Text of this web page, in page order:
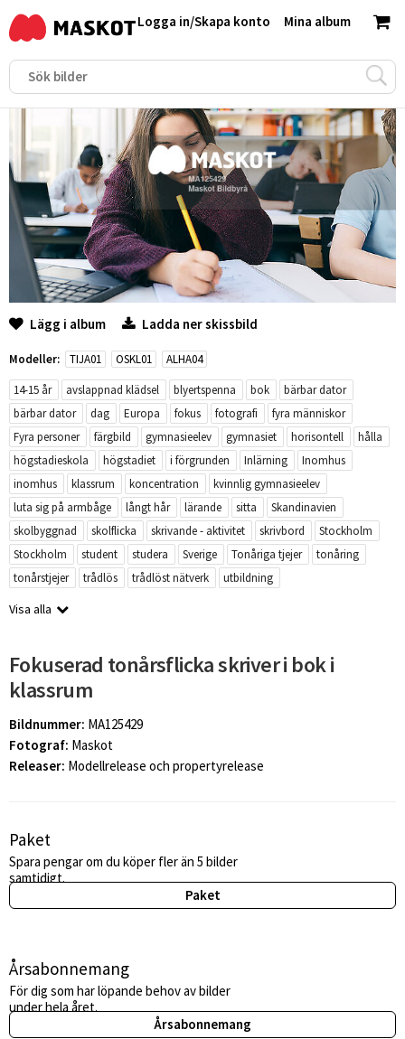
Mina album
Logga in/Skapa konto
Lägg i album Ladda ner skissbild
Modeller: TIJA01 OSKL01
ALHA04
14-15 år
avslappnad klädsel blyertspenna bok
bärbar dator
bärbar dator
dag Europa fokus fotografi
fyra människor
Fyra personer
färgbild gymnasieelev gymnasiet horisontell
hålla
högstadieskola
högstadiet i förgrunden Inlärning
Inomhus
inomhus
klassrum koncentration
kvinnlig gymnasieelev
luta sig på armbåge
långt hår lärande sitta
Skandinavien
skolbyggnad
skolflicka skrivande - aktivitet skrivbord
Stockholm
Stockholm
student studera Sverige Tonåriga tjejer
tonåring
tonårstjejer
trådlös trådlöst nätverk utbildning
Visa alla
Fokuserad tonårsflicka skriver i bok i
klassrum
Bildnummer: MA125429
Fotograf: Maskot
Releaser: Modellrelease och propertyrelease
Paket
Spara pengar om du köper fler än 5 bilder
samtidigt.
Paket
Årsabonnemang
För dig som har löpande behov av bilder
under hela året.
Årsabonnemang